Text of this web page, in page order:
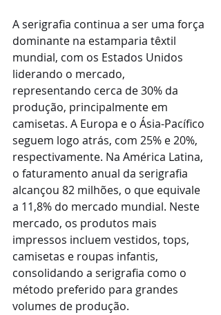
A serigrafia continua a ser uma força
dominante na estamparia têxtil
mundial, com os Estados Unidos
liderando o mercado,
representando cerca de 30% da
produção, principalmente em
camisetas. A Europa e o Ásia-Pacífico
seguem logo atrás, com 25% e 20%,
respectivamente. Na América Latina,
o faturamento anual da serigrafia
alcançou 82 milhões, o que equivale
a 11,8% do mercado mundial. Neste
mercado, os produtos mais
impressos incluem vestidos, tops,
camisetas e roupas infantis,
consolidando a serigrafia como o
método preferido para grandes
volumes de produção.